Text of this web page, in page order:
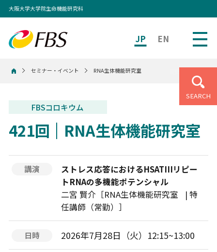
JP EN
大阪大学大学院生命機能研究科
SEARCH
ホームセミナー・イベント RNA生体機能研究室
FBSコロキウム
421回 RNA生体機能研究室
講演
ストレス応答におけるHSATIIIリピー
トRNAの多機能ポテンシャル
二宮 賢介［RNA生体機能研究室 | 特
任講師（常勤）］
日時 2026年7月28日（火）12:15~13:00